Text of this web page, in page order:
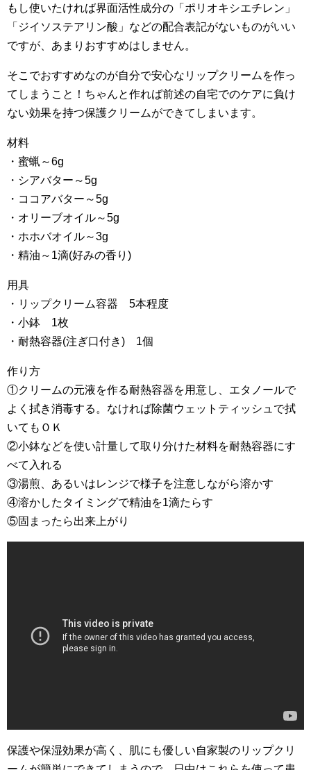
もし使いたければ界面活性成分の「ポリオキシエチレン」
「ジイソステアリン酸」などの配合表記がないものがいい
ですが、あまりおすすめはしません。
そこでおすすめなのが自分で安心なリップクリームを作っ
てしまうこと！ちゃんと作れば前述の自宅でのケアに負け
ない効果を持つ保護クリームができてしまいます。
材料
・蜜蝋～6g
・シアバター～5g
・ココアバター～5g
・オリーブオイル～5g
・ホホバオイル～3g
・精油～1滴(好みの香り)
用具
・リップクリーム容器 5本程度
・小鉢 1枚
・耐熱容器(注ぎ口付き) 1個
作り方
①クリームの元液を作る耐熱容器を用意し、エタノールで
よく拭き消毒する。なければ除菌ウェットティッシュで拭
いてもＯＫ
②小鉢などを使い計量して取り分けた材料を耐熱容器にす
べて入れる
③湯煎、あるいはレンジで様子を注意しながら溶かす
④溶かしたタイミングで精油を1滴たらす
⑤固まったら出来上がり
保護や保湿効果が高く、肌にも優しい自家製のリップクリ